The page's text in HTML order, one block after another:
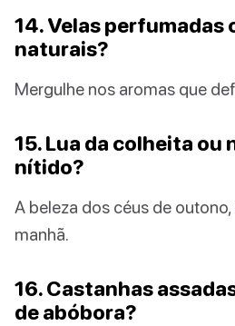
14. Velas perfumadas
naturais?
Mergulhe nos aromas que
15. Lua da colheita ou
nítido?
A beleza dos céus de
manhã.
16. Castanhas
de abóbora?